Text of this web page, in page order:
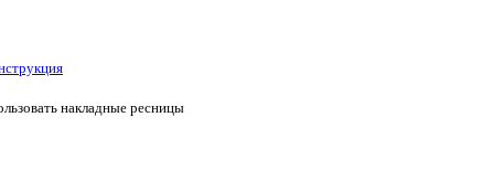
накладные ресницы